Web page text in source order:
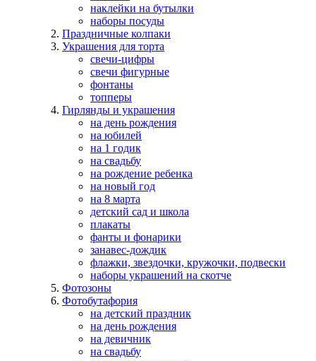
наклейки на бутылки
наборы посуды
Праздничные колпаки
Украшения для торта
свечи-цифры
свечи фигурные
фонтаны
топперы
Гирлянды и украшения
на день рождения
на юбилей
на 1 годик
на свадьбу
на рождение ребенка
на новый год
на 8 марта
детский сад и школа
плакаты
фанты и фонарики
занавес-дождик
флажки, звездочки, кружочки, подвески
наборы украшений на скотче
Фотозоны
Фотобутафория
на детский праздник
на день рождения
на девичник
на свадьбу